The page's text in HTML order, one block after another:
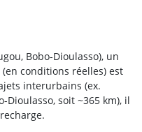
Bobo-Dioulasso), un
(en conditions réelles) est
interurbains (ex.
Dioulasso, soit ~365 km), il